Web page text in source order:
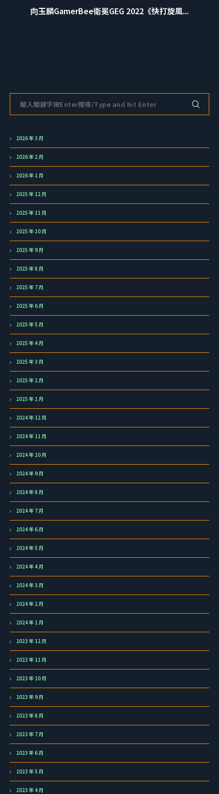
向玉麟GamerBee衛冕GEG 2022《快打旋風...
2026 年 3 月
2026 年 2 月
2026 年 1 月
2025 年 12 月
2025 年 11 月
2025 年 10 月
2025 年 9 月
2025 年 8 月
2025 年 7 月
2025 年 6 月
2025 年 5 月
2025 年 4 月
2025 年 3 月
2025 年 2 月
2025 年 1 月
2024 年 12 月
2024 年 11 月
2024 年 10 月
2024 年 9 月
2024 年 8 月
2024 年 7 月
2024 年 6 月
2024 年 5 月
2024 年 4 月
2024 年 3 月
2024 年 2 月
2024 年 1 月
2023 年 12 月
2023 年 11 月
2023 年 10 月
2023 年 9 月
2023 年 8 月
2023 年 7 月
2023 年 6 月
2023 年 5 月
2023 年 4 月